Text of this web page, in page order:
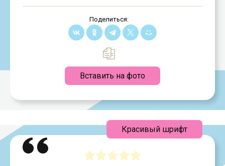
Поделиться:
Вставить на фото
Красивый шрифт